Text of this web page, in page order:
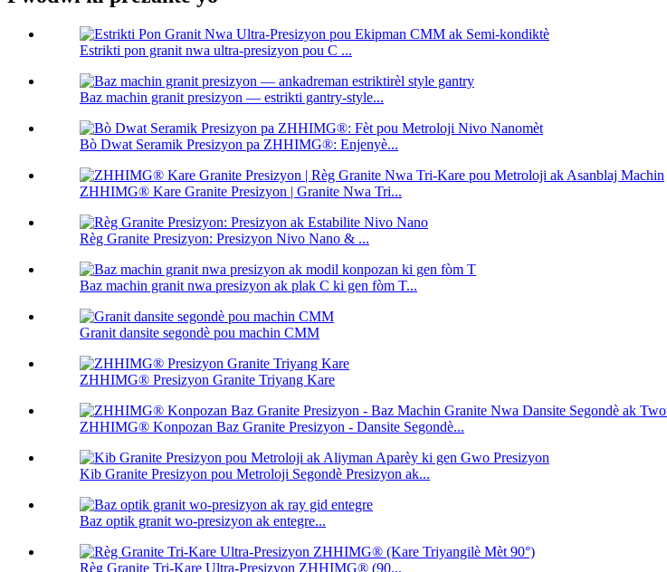
Estrikti pon granit nwa ultra-presizyon pou C ...
Baz machin granit presizyon — estrikti gantry-style...
Bò Dwat Seramik Presizyon pa ZHHIMG®: Enjenyè...
ZHHIMG® Kare Granite Presizyon | Granite Nwa Tri...
Règ Granite Presizyon: Presizyon Nivo Nano & ...
Baz machin granit nwa presizyon ak plak C ki gen fòm T...
Granit dansite segondè pou machin CMM
ZHHIMG® Presizyon Granite Triyang Kare
ZHHIMG® Konpozan Baz Granite Presizyon - Dansite Segondè...
Kib Granite Presizyon pou Metroloji Segondè Presizyon ak...
Baz optik granit wo-presizyon ak entegre...
Règ Granite Tri-Kare Ultra-Presizyon ZHHIMG® (90...